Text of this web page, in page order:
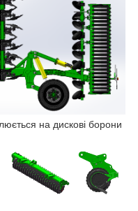
на дискові борони